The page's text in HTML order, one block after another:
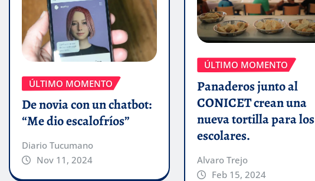
ÚLTIMO MOMENTO
De novia con un chatbot:
“Me dio escalofríos”
Diario Tucumano
Nov 11, 2024
ÚLTIMO MOMENTO
Panaderos junto al
CONICET crean una
nueva tortilla para los
escolares.
Alvaro Trejo
Feb 15, 2024